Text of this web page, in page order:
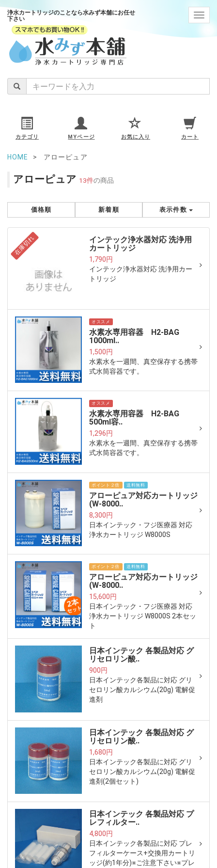
浄水カートリッジのことなら水みず本舗にお任せ
下さい
カテゴリ MYページ お気に入り カート
HOME アローピュア
アローピュア 13件の商品
価格順 新着順 表示件数
在庫切れ
インテック浄水器対応 洗浄用
カートリッジ
1,790円
インテック浄水器対応 洗浄用カー
トリッジ
オススメ
水素水専用容器 H2-BAG
1000ml..
1,500円
水素水を一週間、真空保存する携帯
式水筒容器です。
オススメ
水素水専用容器 H2-BAG
500ml容..
1,296円
水素水を一週間、真空保存する携帯
式水筒容器です。
ポイント２倍 送料無料
アローピュア対応カートリッジ
(W-8000..
8,300円
日本インテック・フジ医療器 対応
浄水カートリッジ W8000S
ポイント２倍 送料無料
アローピュア対応カートリッジ
(W-8000..
15,600円
日本インテック・フジ医療器 対応
浄水カートリッジ W8000S 2本セッ
ト
日本インテック 各製品対応 グ
リセロリン酸..
900円
日本インテック各製品に対応 グリ
セロリン酸カルシウム(20g) 電解促
進剤
日本インテック 各製品対応 グ
リセロリン酸..
1,680円
日本インテック各製品に対応 グリ
セロリン酸カルシウム(20g) 電解促
進剤(2個セット)
日本インテック 各製品対応 プ
レフィルター..
4,800円
日本インテック各製品に対応 プレ
フィルターケース+交換用カートリ
ッジ(約1年分)※ご注意下さい※プレ